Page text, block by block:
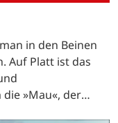
in den Beinen
Auf Platt ist das
»Mau«, der
genannte…